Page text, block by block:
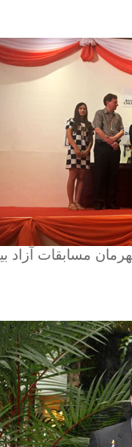
مسابقات آزاد